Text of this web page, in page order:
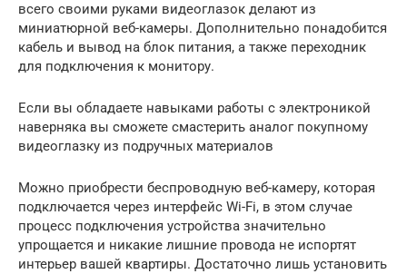
всего своими руками видеоглазок делают из
миниатюрной веб-камеры. Дополнительно понадобится
кабель и вывод на блок питания, а также переходник
для подключения к монитору.
Если вы обладаете навыками работы с электроникой
наверняка вы сможете смастерить аналог покупному
видеоглазку из подручных материалов
Можно приобрести беспроводную веб-камеру, которая
подключается через интерфейс Wi-Fi, в этом случае
процесс подключения устройства значительно
упрощается и никакие лишние провода не испортят
интерьер вашей квартиры. Достаточно лишь установить